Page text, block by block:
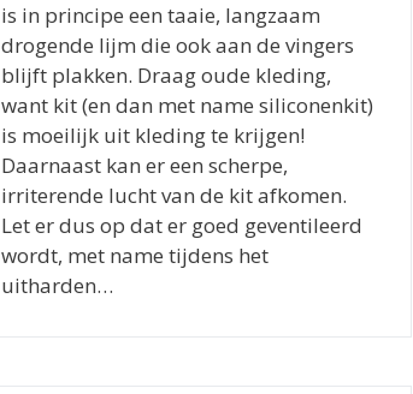
is in principe een taaie, langzaam
drogende lijm die ook aan de vingers
blijft plakken. Draag oude kleding,
want kit (en dan met name siliconenkit)
is moeilijk uit kleding te krijgen!
Daarnaast kan er een scherpe,
irriterende lucht van de kit afkomen.
Let er dus op dat er goed geventileerd
wordt, met name tijdens het
uitharden…